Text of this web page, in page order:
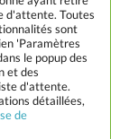
d'attente. Toutes
sont
'Paramètres
le popup des
et des
d'attente.
détaillées,
de